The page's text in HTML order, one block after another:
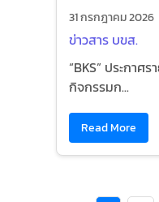
31 กรกฎาคม 2026
ข่าวสาร บขส.
“BKS” ประกาศ
กิจกรรมก...
Read More